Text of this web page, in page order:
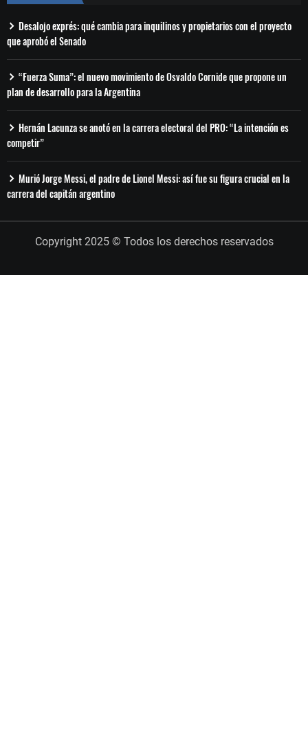
Desalojo exprés: qué cambia para inquilinos y propietarios con el proyecto
que aprobó el Senado
“Fuerza Suma”: el nuevo movimiento de Osvaldo Cornide que propone un
plan de desarrollo para la Argentina
Hernán Lacunza se anotó en la carrera electoral del PRO: “La intención es
competir”
Murió Jorge Messi, el padre de Lionel Messi: así fue su figura crucial en la
carrera del capitán argentino
Copyright 2025 © Todos los derechos reservados